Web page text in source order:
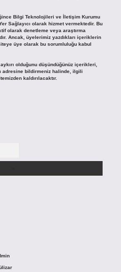
Bilgi Teknolojileri ve İletişim Kurumu
Sağlayıcı olarak hizmet vermektedir. Bu
olarak denetleme veya araştırma
Ancak, üyelerimiz yazdıkları içeriklerin
üye olarak bu sorumluluğu kabul
olduğunu düşündüğünüz içerikleri,
adresine bildirmeniz halinde, ilgili
kaldırılacaktır.